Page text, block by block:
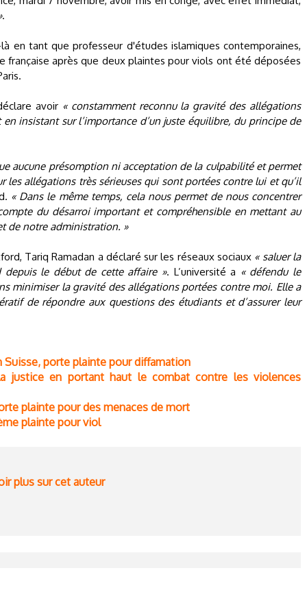
.
en tant que professeur d'études islamiques contemporaines,
française après que deux plaintes pour viols ont été déposées
avoir « constamment reconnu la gravité des allégations
insistant sur l’importance d’un juste équilibre, du principe de
aucune présomption ni acceptation de la culpabilité et permet
les allégations très sérieuses qui sont portées contre lui et qu’il
« Dans le même temps, cela nous permet de nous concentrer
du désarroi important et compréhensible en mettant au
de notre administration. »
Tariq Ramadan a déclaré sur les réseaux sociaux « saluer la
depuis le début de cette affaire ». L’université a « défendu le
minimiser la gravité des allégations portées contre moi. Elle a
de répondre aux questions des étudiants et d’assurer leur
Suisse, porte plainte pour diffamation
justice en portant haut le combat contre les violences
plainte pour des menaces de mort
plainte pour viol
plus sur cet auteur